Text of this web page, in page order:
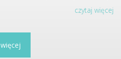
czytaj więcej
więcej